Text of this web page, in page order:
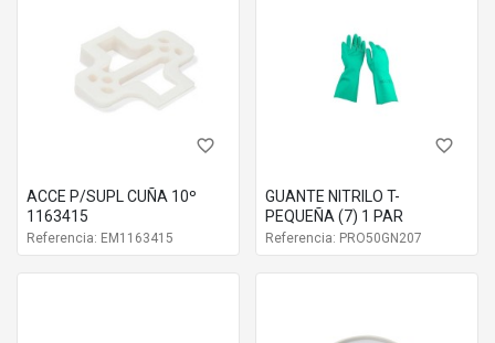
favorite_border
ACCE P/SUPL CUÑA 10º
1163415
Referencia: EM1163415
favorite_border
GUANTE NITRILO T-
PEQUEÑA (7) 1 PAR
Referencia: PRO50GN207